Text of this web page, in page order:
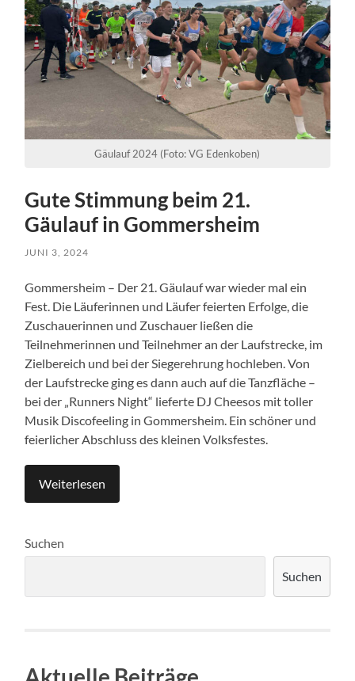
Gäulauf 2024 (Foto: VG Edenkoben)
Gute Stimmung beim 21.
Gäulauf in Gommersheim
JUNI 3, 2024
Gommersheim – Der 21. Gäulauf war wieder mal ein
Fest. Die Läuferinnen und Läufer feierten Erfolge, die
Zuschauerinnen und Zuschauer ließen die
Teilnehmerinnen und Teilnehmer an der Laufstrecke, im
Zielbereich und bei der Siegerehrung hochleben. Von
der Laufstrecke ging es dann auch auf die Tanzfläche –
bei der „Runners Night“ lieferte DJ Cheesos mit toller
Musik Discofeeling in Gommersheim. Ein schöner und
feierlicher Abschluss des kleinen Volksfestes.
Weiterlesen
Suchen
Suchen